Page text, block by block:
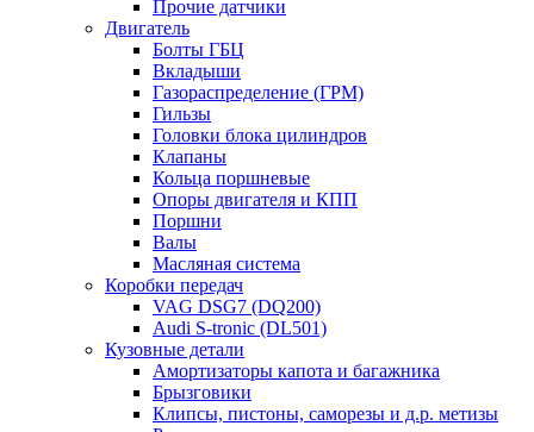
Прочие датчики
Двигатель
Болты ГБЦ
Вкладыши
Газораспределение (ГРМ)
Гильзы
Головки блока цилиндров
Клапаны
Кольца поршневые
Опоры двигателя и КПП
Поршни
Валы
Масляная система
Коробки передач
VAG DSG7 (DQ200)
Audi S-tronic (DL501)
Кузовные детали
Амортизаторы капота и багажника
Брызговики
Клипсы, пистоны, саморезы и д.р. метизы